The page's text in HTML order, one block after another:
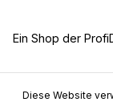
Ein Shop der
Diese Website